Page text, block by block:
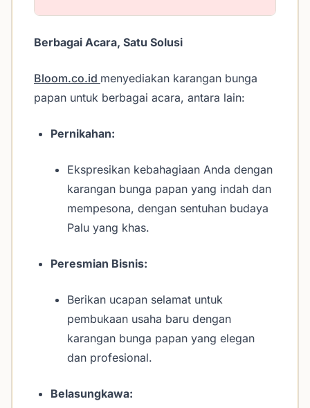
Berbagai Acara, Satu Solusi
Bloom.co.id menyediakan karangan bunga
papan untuk berbagai acara, antara lain:
Pernikahan:
Ekspresikan kebahagiaan Anda dengan
karangan bunga papan yang indah dan
mempesona, dengan sentuhan budaya
Palu yang khas.
Peresmian Bisnis:
Berikan ucapan selamat untuk
pembukaan usaha baru dengan
karangan bunga papan yang elegan
dan profesional.
Belasungkawa: